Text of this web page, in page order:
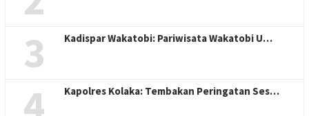
3 Kadispar Wakatobi: Pariwisata Wakatobi U…
4 Kapolres Kolaka: Tembakan Peringatan Ses…